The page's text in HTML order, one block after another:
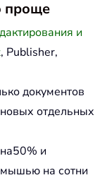
проще
и
, Publisher,
документов
отдельных
и
на сотни